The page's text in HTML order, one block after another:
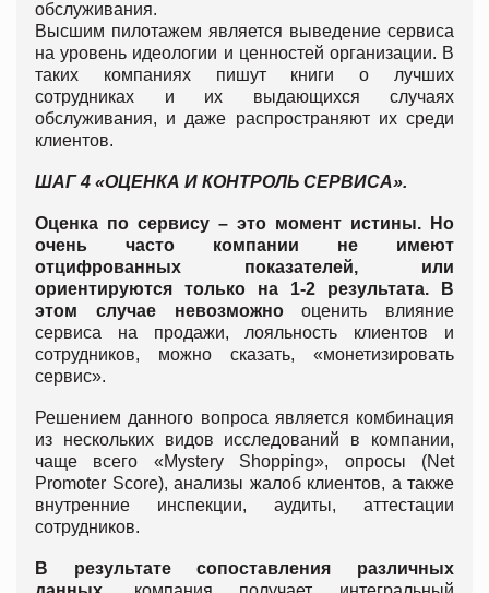
обслуживания.
Высшим пилотажем является выведение сервиса
на уровень идеологии и ценностей организации. В
таких компаниях пишут книги о лучших
сотрудниках и их выдающихся случаях
обслуживания, и даже распространяют их среди
клиентов.
ШАГ 4 «ОЦЕНКА И КОНТРОЛЬ СЕРВИСА».
Оценка по сервису – это момент истины. Но
очень часто компании не имеют
отцифрованных показателей, или
ориентируются только на 1-2 результата. В
этом случае невозможнооценить влияние
сервиса на продажи, лояльность клиентов и
сотрудников, можно сказать, «монетизировать
сервис».
Решением данного вопроса является комбинация
из нескольких видов исследований в компании,
чаще всего «Mystery Shopping», опросы (Net
Promoter Score), анализы жалоб клиентов, а также
внутренние инспекции, аудиты, аттестации
сотрудников.
В результате сопоставления различных